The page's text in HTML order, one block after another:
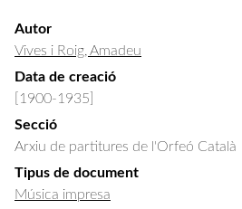
Autor
Vives i Roig, Amadeu
Data de creació
[1900-1935]
Secció
Arxiu de partitures de l'Orfeó Català
Tipus de document
Música impresa